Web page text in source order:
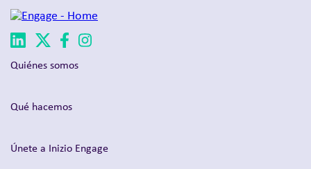
Quiénes somos
Qué hacemos
Únete a Inizio Engage